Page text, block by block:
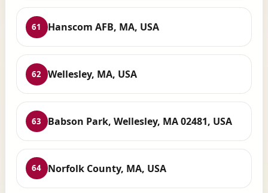
61 Hanscom AFB, MA, USA
62 Wellesley, MA, USA
63 Babson Park, Wellesley, MA 02481, USA
64 Norfolk County, MA, USA